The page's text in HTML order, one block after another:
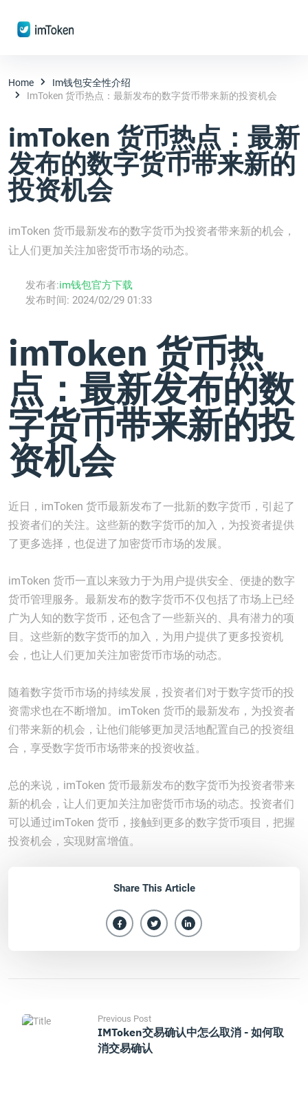
Home
Im钱包安全性介绍
ImToken 货币热点：最新发布的数字货币带来新的投资机会
imToken 货币热点：最新
发布的数字货币带来新的
投资机会
imToken 货币最新发布的数字货币为投资者带来新的机会，
让人们更加关注加密货币市场的动态。
发布者:im钱包官方下载
发布时间: 2024/02/29 01:33
imToken 货币热
点：最新发布的数
字货币带来新的投
资机会
近日，imToken 货币最新发布了一批新的数字货币，引起了
投资者们的关注。这些新的数字货币的加入，为投资者提供
了更多选择，也促进了加密货币市场的发展。
imToken 货币一直以来致力于为用户提供安全、便捷的数字
货币管理服务。最新发布的数字货币不仅包括了市场上已经
广为人知的数字货币，还包含了一些新兴的、具有潜力的项
目。这些新的数字货币的加入，为用户提供了更多投资机
会，也让人们更加关注加密货币市场的动态。
随着数字货币市场的持续发展，投资者们对于数字货币的投
资需求也在不断增加。imToken 货币的最新发布，为投资者
们带来新的机会，让他们能够更加灵活地配置自己的投资组
合，享受数字货币市场带来的投资收益。
总的来说，imToken 货币最新发布的数字货币为投资者带来
新的机会，让人们更加关注加密货币市场的动态。投资者们
可以通过imToken 货币，接触到更多的数字货币项目，把握
投资机会，实现财富增值。
Share This Article
Previous Post
IMToken交易确认中怎么取消 - 如何取
消交易确认